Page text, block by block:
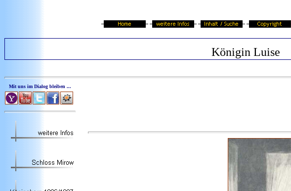
Königin Luise
Mit uns im Dialog bleiben ...